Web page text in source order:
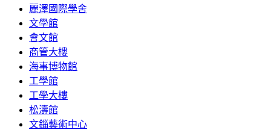
麗澤國際學舍
文學館
會文館
商管大樓
海事博物館
工學館
工學大樓
松濤館
文錙藝術中心